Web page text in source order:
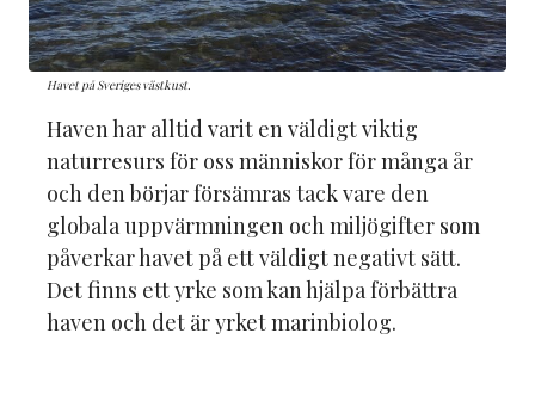
Havet på Sveriges västkust.
Haven har alltid varit en väldigt viktig
naturresurs för oss människor för många år
och den börjar försämras tack vare den
globala uppvärmningen och miljögifter som
påverkar havet på ett väldigt negativt sätt.
Det finns ett yrke som kan hjälpa förbättra
haven och det är yrket marinbiolog.